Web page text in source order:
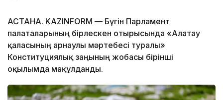
АСТАНА. KAZINFORM — Бүгін Парламент
палаталарының бірлескен отырысында «Алатау
қаласының арнаулы мәртебесі туралы»
Конституциялық заңының жобасы бірінші
оқылымда мақұлданды.